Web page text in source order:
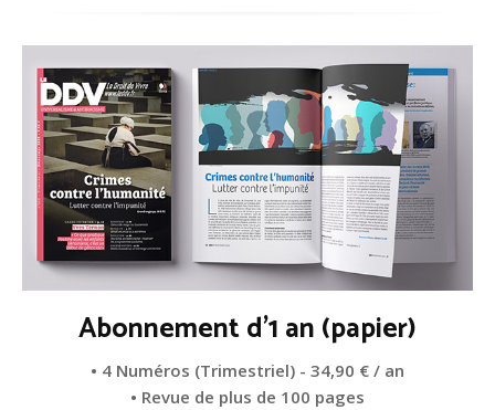
Abonnement d'1 an (papier)
• 4 Numéros (Trimestriel) - 34,90 € / an
• Revue de plus de 100 pages